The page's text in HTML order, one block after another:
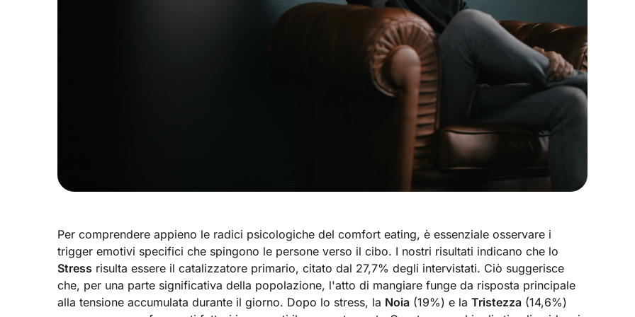
Per comprendere appieno le radici psicologiche del comfort eating, è essenziale osservare i
trigger emotivi specifici che spingono le persone verso il cibo. I nostri risultati indicano che lo
Stress risulta essere il catalizzatore primario, citato dal 27,7% degli intervistati. Ciò suggerisce
che, per una parte significativa della popolazione, l'atto di mangiare funge da risposta principale
alla tensione accumulata durante il giorno. Dopo lo stress, la Noia (19%) e laTristezza (14,6%)